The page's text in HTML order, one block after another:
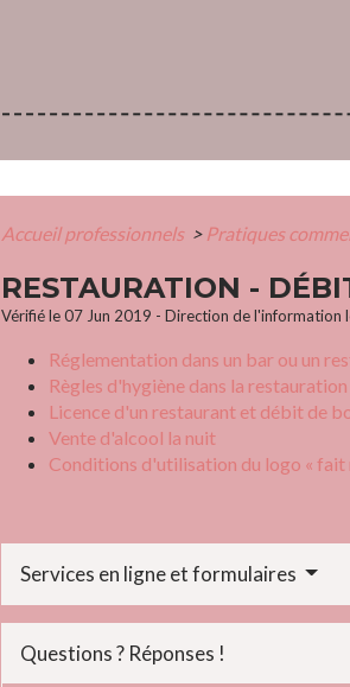
Accueil professionnels > Pratiques
RESTAURATION -
Vérifié le 07 Jun 2019 - Direction de l'information
Réglementation dans un bar ou un
Règles d'hygiène dans la
Licence d'un restaurant et débit de
Vente d'alcool la nuit
Conditions d'utilisation du logo « fait
Services en ligne et formulaires
Questions ? Réponses !